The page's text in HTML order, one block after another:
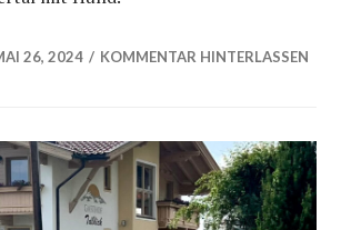
im Zillertal mit Hund“
26, 2024 KOMMENTAR HINTERLASSEN